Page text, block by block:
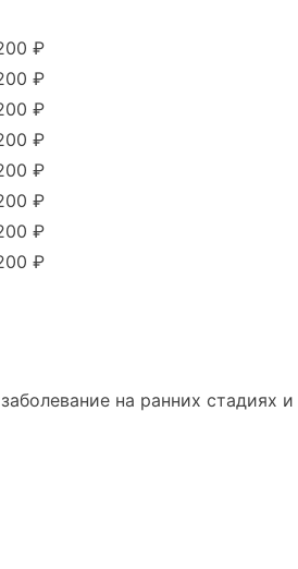
₽
₽
₽
₽
₽
₽
₽
₽
на ранних стадиях и